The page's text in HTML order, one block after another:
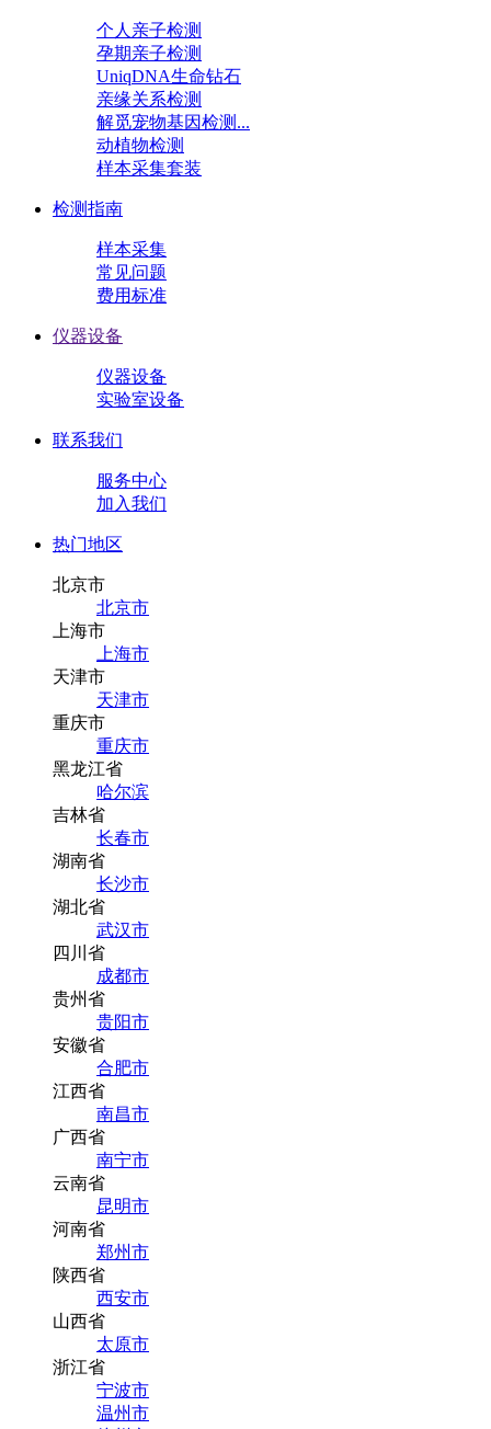
个人亲子检测
孕期亲子检测
UniqDNA生命钻石
亲缘关系检测
解觅宠物基因检测...
动植物检测
样本采集套装
检测指南
样本采集
常见问题
费用标准
仪器设备
仪器设备
实验室设备
联系我们
服务中心
加入我们
热门地区
北京市
北京市
上海市
上海市
天津市
天津市
重庆市
重庆市
黑龙江省
哈尔滨
吉林省
长春市
湖南省
长沙市
湖北省
武汉市
四川省
成都市
贵州省
贵阳市
安徽省
合肥市
江西省
南昌市
广西省
南宁市
云南省
昆明市
河南省
郑州市
陕西省
西安市
山西省
太原市
浙江省
宁波市
温州市